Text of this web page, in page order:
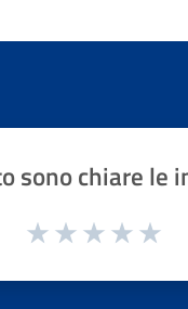
sono chiare le
1 a 5 stelle la pagina